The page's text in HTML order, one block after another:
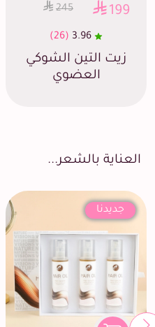
199
245
3.96
(26)
زيت التين الشوكي
العضوي
العناية بالشعر...
جديدنا